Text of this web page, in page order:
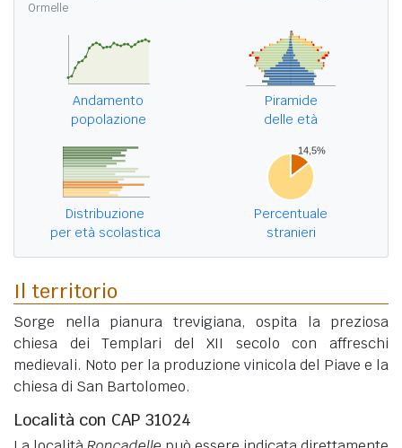
Ormelle
Andamento
popolazione
Piramide
delle età
Distribuzione
per età scolastica
Percentuale
stranieri
Il territorio
Sorge nella pianura trevigiana, ospita la preziosa
chiesa dei Templari del XII secolo con affreschi
medievali. Noto per la produzione vinicola del Piave e la
chiesa di San Bartolomeo.
Località con CAP 31024